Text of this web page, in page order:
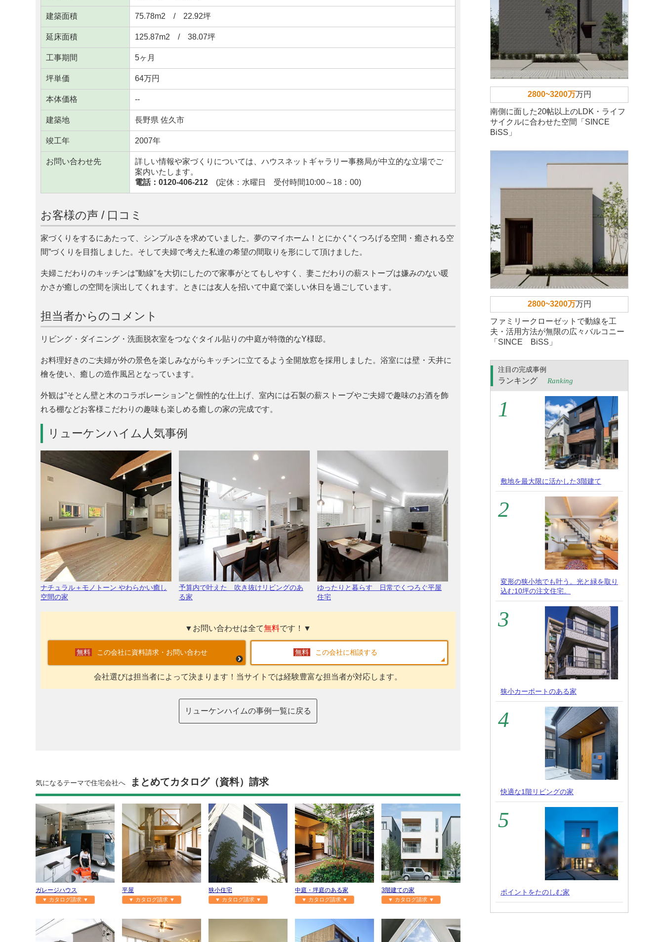
建築面積 75.78m2 / 22.92坪
延床面積 125.87m2 / 38.07坪
工事期間 5ヶ月
坪単価 64万円
本体価格 --
建築地 長野県 佐久市
竣工年 2007年
お問い合わせ先
詳しい情報や家づくりについては、ハウスネットギャラリー事務局が中立的な立場でご
案内いたします。
電話：0120-406-212 (定休：水曜日 受付時間10:00～18：00)
お客様の声 / 口コミ
家づくりをするにあたって、シンプルさを求めていました。夢のマイホーム！とにかく“くつろげる空間・癒される空
間”づくりを目指しました。そして夫婦で考えた私達の希望の間取りを形にして頂けました。
夫婦こだわりのキッチンは”動線”を大切にしたので家事がとてもしやすく、妻こだわりの薪ストーブは嫌みのない暖
かさが癒しの空間を演出してくれます。ときには友人を招いて中庭で楽しい休日を過ごしています。
担当者からのコメント
リビング・ダイニング・洗面脱衣室をつなぐタイル貼りの中庭が特徴的なY様邸。
お料理好きのご夫婦が外の景色を楽しみながらキッチンに立てるよう全開放窓を採用しました。浴室には壁・天井に
檜を使い、癒しの造作風呂となっています。
外観は”そとん壁と木のコラボレーション”と個性的な仕上げ、室内には石製の薪ストーブやご夫婦で趣味のお酒を飾
れる棚などお客様こだわりの趣味も楽しめる癒しの家の完成です。
リューケンハイム人気事例
ナチュラル＋モノトーン やわらかい癒し
空間の家
予算内で叶えた 吹き抜けリビングのあ
る家
ゆったりと暮らす 日常でくつろぐ平屋
住宅
▼お問い合わせは全て無料です！▼
この会社に資料請求・お問い合わせ この会社に相談する
会社選びは担当者によって決まります！当サイトでは経験豊富な担当者が対応します。
リューケンハイムの事例一覧に戻る
気になるテーマで住宅会社へ まとめてカタログ（資料）請求
ガレージハウス
▼ カタログ請求 ▼
平屋
▼ カタログ請求 ▼
狭小住宅
▼ カタログ請求 ▼
中庭・坪庭のある家
▼ カタログ請求 ▼
3階建ての家
▼ カタログ請求 ▼
2800~3200万万円
南側に面した20帖以上のLDK・ライフ
サイクルに合わせた空間「SINCE
BiSS」
2800~3200万万円
ファミリークローゼットで動線を工
夫・活用方法が無限の広々バルコニー
「SINCE BiSS」
注目の完成事例
ランキング Ranking
敷地を最大限に活かした3階建て
変形の狭小地でも叶う。光と緑を取り
込む10坪の注文住宅。
狭小カーポートのある家
快適な1階リビングの家
ポイントをたのしむ家